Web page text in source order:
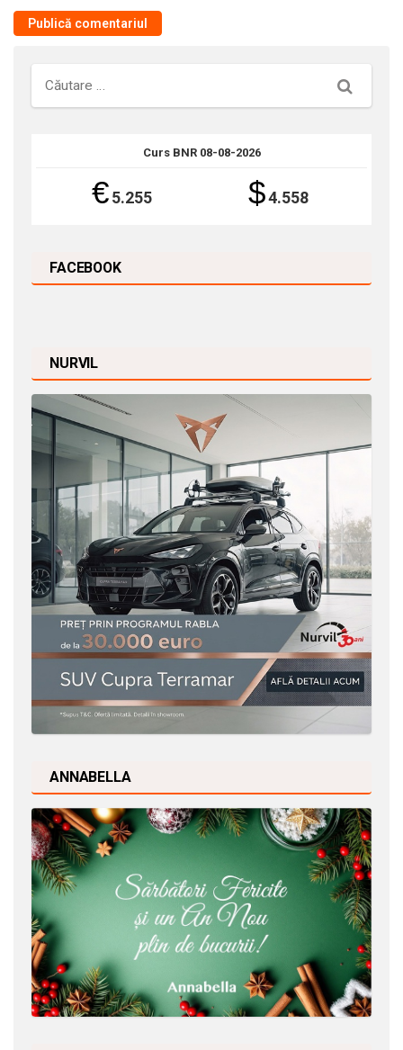
Căutare
Curs BNR 08-08-2026
€5.255 $4.558
FACEBOOK
NURVIL
ANNABELLA